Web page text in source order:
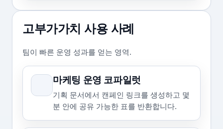
고부가가치 사용 사례
팀이 빠른 운영 성과를 얻는 영역.
마케팅 운영 코파일럿
기획 문서에서 캔페인 링크를 생성하고 몇
분 안에 공유 가능한 표를 반환합니다.